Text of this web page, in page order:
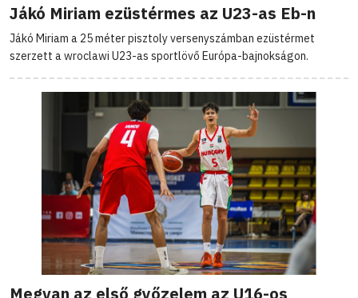
Jákó Miriam ezüstérmes az U23-as Eb-n
Jákó Miriam a 25 méter pisztoly versenyszámban ezüstérmet
szerzett a wroclawi U23-as sportlövő Európa-bajnokságon.
Megvan az első győzelem az U16-os